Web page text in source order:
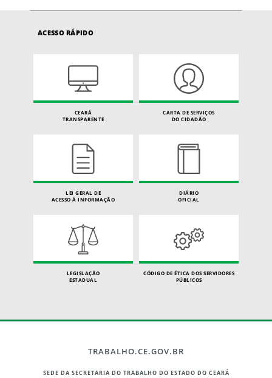
ACESSO RÁPIDO
CEARÁ
TRANSPARENTE
CARTA DE SERVIÇOS
DO CIDADÃO
LEI GERAL DE
ACESSO À INFORMAÇÃO
DIÁRIO
OFICIAL
LEGISLAÇÃO
ESTADUAL
CÓDIGO DE ÉTICA DOS SERVIDORES
PÚBLICOS
TRABALHO.CE.GOV.BR
SEDE DA SECRETARIA DO TRABALHO DO ESTADO DO CEARÁ